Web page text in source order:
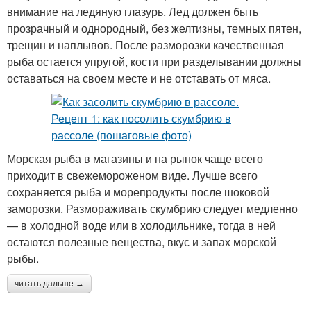
внимание на ледяную глазурь. Лед должен быть
прозрачный и однородный, без желтизны, темных пятен,
трещин и наплывов. После разморозки качественная
рыба остается упругой, кости при разделывании должны
оставаться на своем месте и не отставать от мяса.
Морская рыба в магазины и на рынок чаще всего
приходит в свежемороженом виде. Лучше всего
сохраняется рыба и морепродукты после шоковой
заморозки. Размораживать скумбрию следует медленно
— в холодной воде или в холодильнике, тогда в ней
остаются полезные вещества, вкус и запах морской
рыбы.
читать дальше →